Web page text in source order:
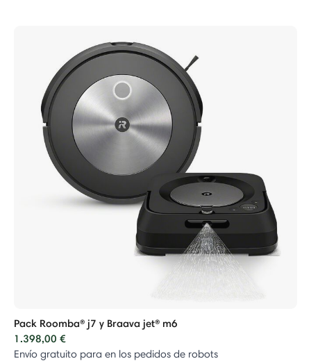
Pack Roomba® j7 y Braava jet® m6
1.398,00 €
Envío gratuito para en los pedidos de robots